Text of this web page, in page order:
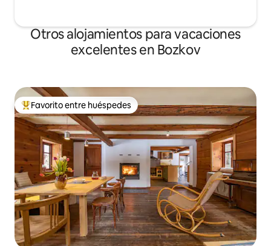
Otros alojamientos para vacaciones
excelentes en Bozkov
Favorito entre huéspedes preferido
Favorito entre huéspedes